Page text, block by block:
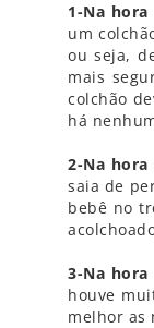
1-Na
um
ou seja,
mais
colchão
há
2-Na
saia de
bebê no
3-Na hora
houve
melhor as